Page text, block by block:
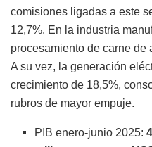
comisiones ligadas a este
12,7%. En la industria
procesamiento de carne de
A su vez, la generación
crecimiento de 18,5%,
rubros de mayor empuje.
PIB enero-junio 2025: